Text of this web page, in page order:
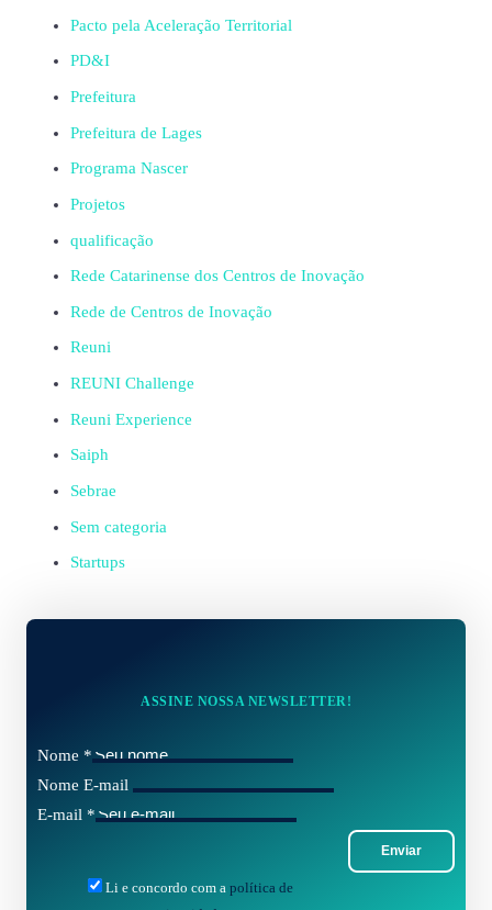
Pacto pela Aceleração Territorial
PD&I
Prefeitura
Prefeitura de Lages
Programa Nascer
Projetos
qualificação
Rede Catarinense dos Centros de Inovação
Rede de Centros de Inovação
Reuni
REUNI Challenge
Reuni Experience
Saiph
Sebrae
Sem categoria
Startups
ASSINE NOSSA NEWSLETTER!
Nome *
Nome E-mail
E-mail *
Enviar
Li e concordo com a política de